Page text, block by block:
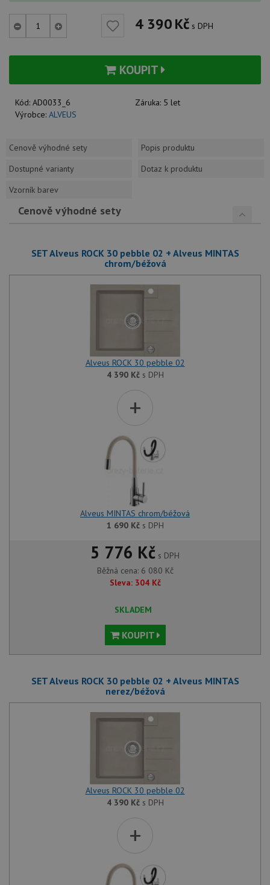
4 390Kč s DPH
KOUPIT
Kód: AD0033_6 Záruka: 5 let
Výrobce: ALVEUS
Cenově výhodné sety
Popis produktu
Dostupné varianty
Dotaz k produktu
Vzorník barev
Cenově výhodné sety
SET Alveus ROCK 30 pebble 02 + Alveus MINTAS
chrom/béžová
Alveus ROCK 30 pebble 02
4 390 Kčs DPH
+
Alveus MINTAS chrom/béžová
1 690 Kčs DPH
5 776 Kč s DPH
Běžná cena: 6 080 Kč
Sleva: 304 Kč
SKLADEM
KOUPIT
SET Alveus ROCK 30 pebble 02 + Alveus MINTAS
nerez/béžová
Alveus ROCK 30 pebble 02
4 390 Kčs DPH
+